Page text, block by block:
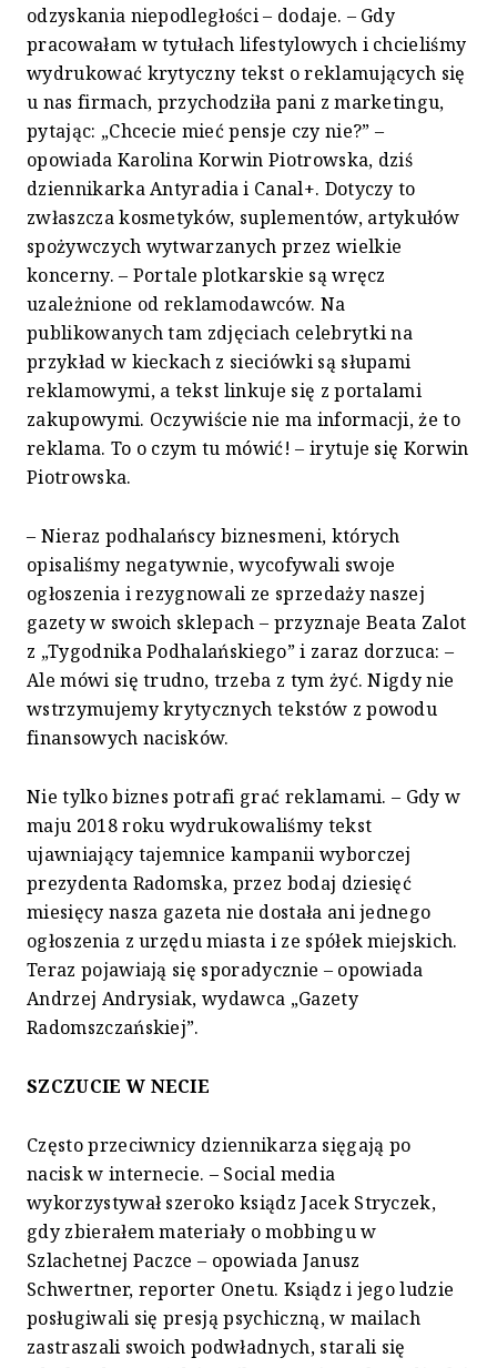
odzyskania niepodległości – dodaje. – Gdy
pracowałam w tytułach lifestylowych i chcieliśmy
wydrukować krytyczny tekst o reklamujących się
u nas firmach, przychodziła pani z marketingu,
pytając: „Chcecie mieć pensje czy nie?” –
opowiada Karolina Korwin Piotrowska, dziś
dziennikarka Antyradia i Canal+. Dotyczy to
zwłaszcza kosmetyków, suplementów, artykułów
spożywczych wytwarzanych przez wielkie
koncerny. – Portale plotkarskie są wręcz
uzależnione od reklamodawców. Na
publikowanych tam zdjęciach celebrytki na
przykład w kieckach z sieciówki są słupami
reklamowymi, a tekst linkuje się z portalami
zakupowymi. Oczywiście nie ma informacji, że to
reklama. To o czym tu mówić! – irytuje się Korwin
Piotrowska.
– Nieraz podhalańscy biznesmeni, których
opisaliśmy negatywnie, wycofywali swoje
ogłoszenia i rezygnowali ze sprzedaży naszej
gazety w swoich sklepach – przyznaje Beata Zalot
z „Tygodnika Podhalańskiego” i zaraz dorzuca: –
Ale mówi się trudno, trzeba z tym żyć. Nigdy nie
wstrzymujemy krytycznych tekstów z powodu
finansowych nacisków.
Nie tylko biznes potrafi grać reklamami. – Gdy w
maju 2018 roku wydrukowaliśmy tekst
ujawniający tajemnice kampanii wyborczej
prezydenta Radomska, przez bodaj dziesięć
miesięcy nasza gazeta nie dostała ani jednego
ogłoszenia z urzędu miasta i ze spółek miejskich.
Teraz pojawiają się sporadycznie – opowiada
Andrzej Andrysiak, wydawca „Gazety
Radomszczańskiej”.
SZCZUCIE W NECIE
Często przeciwnicy dziennikarza sięgają po
nacisk w internecie. – Social media
wykorzystywał szeroko ksiądz Jacek Stryczek,
gdy zbierałem materiały o mobbingu w
Szlachetnej Paczce – opowiada Janusz
Schwertner, reporter Onetu. Ksiądz i jego ludzie
posługiwali się presją psychiczną, w mailach
zastraszali swoich podwładnych, starali się